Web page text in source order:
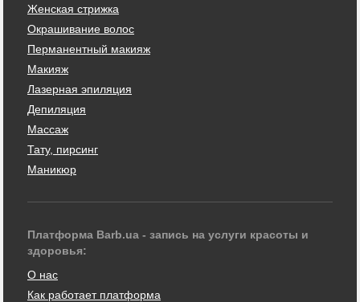
Женская стрижка
Окрашивание волос
Перманентный макияж
Макияж
Лазерная эпиляция
Депиляция
Массаж
Тату, пирсинг
Маникюр
Платформа Barb.ua - запись на услуги красоты и
здоровья:
О нас
Как работает платформа